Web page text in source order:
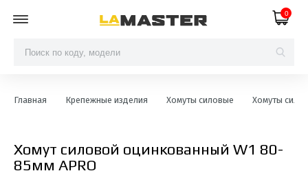
0
Главная Крепежные изделия Хомуты силовые Хомуты
Хомут силовой оцинкованный W1 80-
85мм APRO